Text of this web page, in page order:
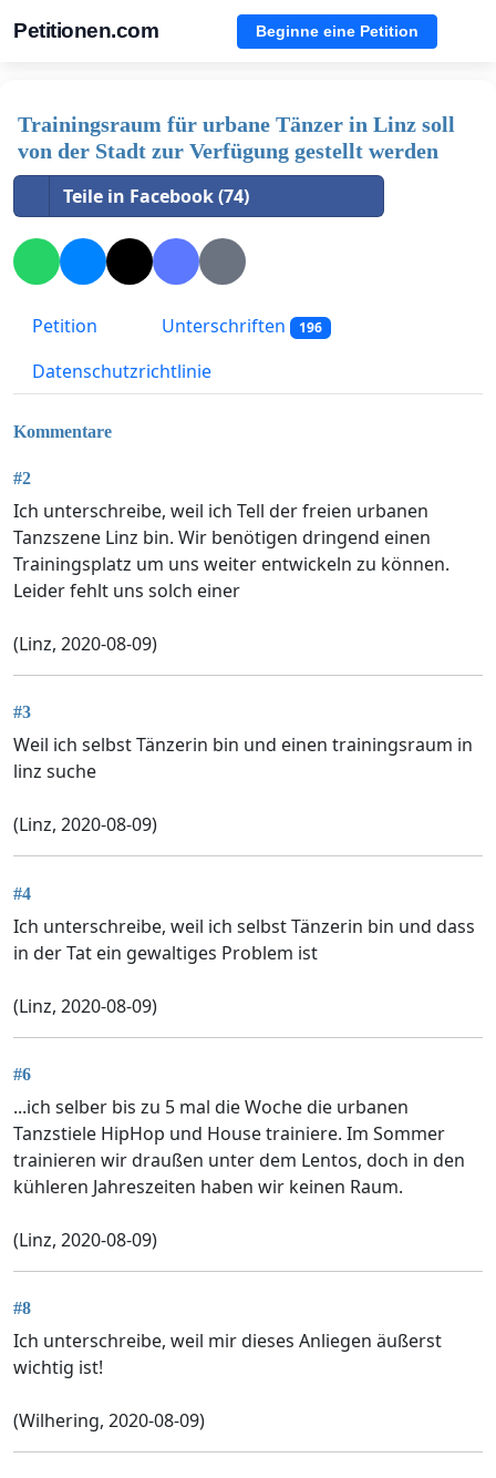
Petitionen.com Beginne eine Petition
Trainingsraum für urbane Tänzer in Linz soll
von der Stadt zur Verfügung gestellt werden
Teile in Facebook (74)
Petition Unterschriften 196
Datenschutzrichtlinie
Kommentare
#2
Ich unterschreibe, weil ich Tell der freien urbanen
Tanzszene Linz bin. Wir benötigen dringend einen
Trainingsplatz um uns weiter entwickeln zu können.
Leider fehlt uns solch einer
(Linz, 2020-08-09)
#3
Weil ich selbst Tänzerin bin und einen trainingsraum in
linz suche
(Linz, 2020-08-09)
#4
Ich unterschreibe, weil ich selbst Tänzerin bin und dass
in der Tat ein gewaltiges Problem ist
(Linz, 2020-08-09)
#6
...ich selber bis zu 5 mal die Woche die urbanen
Tanzstiele HipHop und House trainiere. Im Sommer
trainieren wir draußen unter dem Lentos, doch in den
kühleren Jahreszeiten haben wir keinen Raum.
(Linz, 2020-08-09)
#8
Ich unterschreibe, weil mir dieses Anliegen äußerst
wichtig ist!
(Wilhering, 2020-08-09)